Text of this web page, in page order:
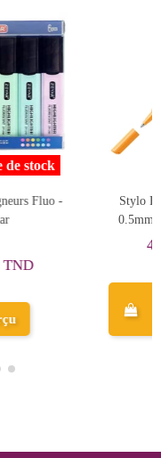
Rupture de stock
Stylo-Plume Grip 2010 M
Noir, Faber-Castell -